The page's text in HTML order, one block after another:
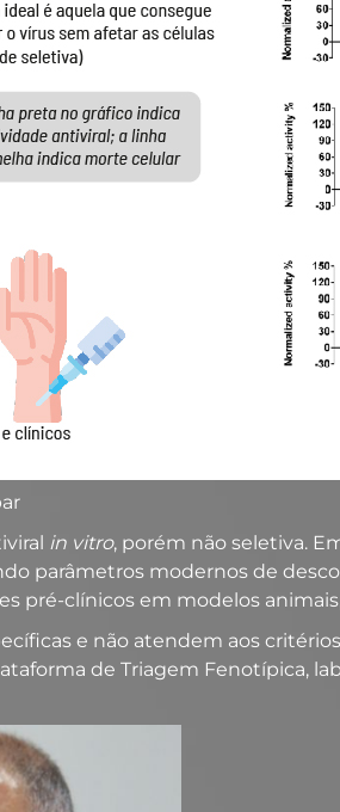
in vitro, porém não seletiva.
parâmetros modernos de
pré-clínicos em modelos
e não atendem aos
de Triagem Fenotípica,